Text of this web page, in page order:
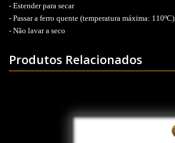
- Estender para secar
- Passar a ferro quente (temperatura máxima: 110ºC)
- Não lavar a seco
Produtos Relacionados